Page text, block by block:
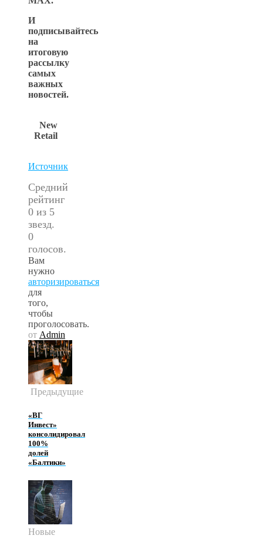
И
подписывайтесь
на
итоговую
рассылку
самых
важных
новостей.
New
Retail
Источник
Средний
рейтинг
0 из 5
звезд.
0
голосов.
Вам
нужно
авторизироваться
для
того,
чтобы
проголосовать.
от Admin
Предыдущие
«ВГ
Инвест»
консолидировал
100%
долей
«Балтики»
Новые